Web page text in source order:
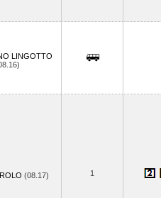
LINGOTTO
(08.17) 1